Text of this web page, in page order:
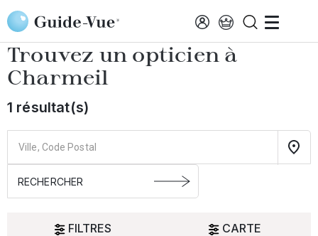
Aller au contenu principal
Accueil Choisir mon opticien
Trouvez un opticien à
Charmeil
1 résultat(s)
FILTRES CARTE